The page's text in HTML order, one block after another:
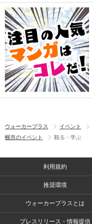
ウォーカープラス イベント
幌市のイベント
観る・学ぶ
利用規約
推奨環境
ウォーカープラスとは
プレスリリース・情報提供